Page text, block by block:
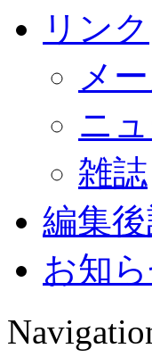
リンク
メ
ニ
雑誌
編集
お知